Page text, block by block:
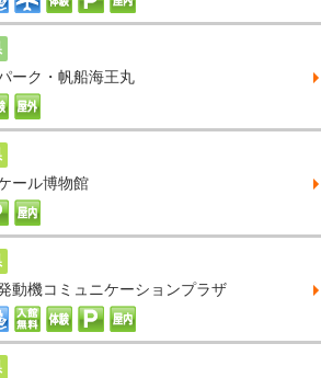
ーク・帆船海王丸
ール博物館
動機コミュニケーションプラザ